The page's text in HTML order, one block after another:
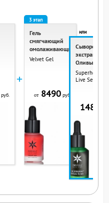
руб.
+
3 этап
Гель
смягчающий
омолаживающий
Velvet Gel
от8490 руб.
или
Сыворотка с
экстрактом
Оливы
Superheal O-
Live Serum
ВЫ СМОТРИТЕ
ПРОДУКТ
14890